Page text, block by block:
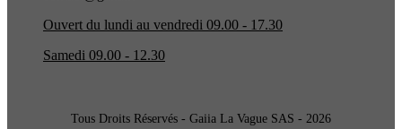
Ouvert du lundi au vendredi 09.00 - 17.30
Samedi 09.00 - 12.30
Tous Droits Réservés - Gaiia La Vague SAS - 2026